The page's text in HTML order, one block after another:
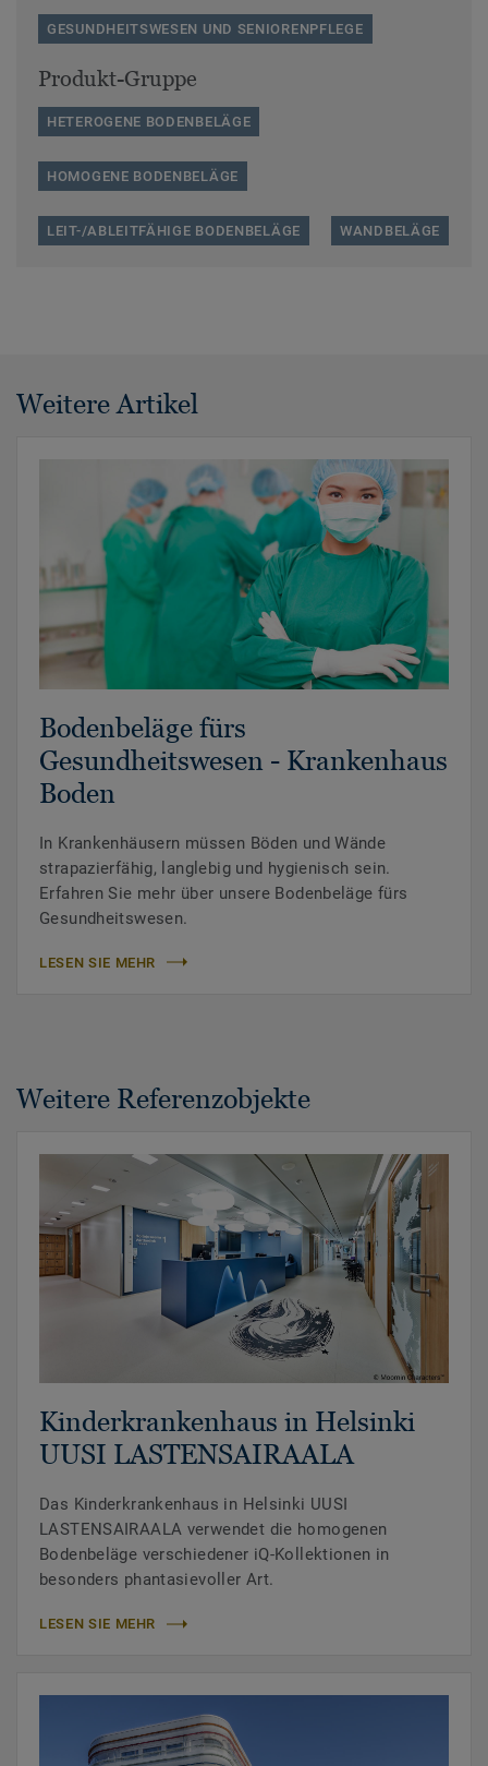
GESUNDHEITSWESEN UND SENIORENPFLEGE
Produkt-Gruppe
HETEROGENE BODENBELÄGE
HOMOGENE BODENBELÄGE
LEIT-/ABLEITFÄHIGE BODENBELÄGE WANDBELÄGE
Weitere Artikel
Bodenbeläge fürs
Gesundheitswesen - Krankenhaus
Boden
In Krankenhäusern müssen Böden und Wände
strapazierfähig, langlebig und hygienisch sein.
Erfahren Sie mehr über unsere Bodenbeläge fürs
Gesundheitswesen.
LESEN SIE MEHR
Weitere Referenzobjekte
Kinderkrankenhaus in Helsinki
UUSI LASTENSAIRAALA
Das Kinderkrankenhaus in Helsinki UUSI
LASTENSAIRAALA verwendet die homogenen
Bodenbeläge verschiedener iQ-Kollektionen in
besonders phantasievoller Art.
LESEN SIE MEHR